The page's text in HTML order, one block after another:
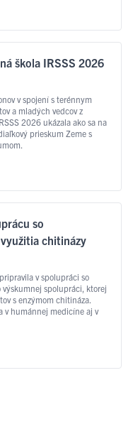
škola IRSSS 2026
v spojení s terénnym
a mladých vedcov z
2026 ukázala ako sa na
prieskum Zeme s
so
chitinázy
v spolupráci so
výskumnej spolupráci, ktorej
s enzýmom chitináza.
v humánnej medicíne aj v